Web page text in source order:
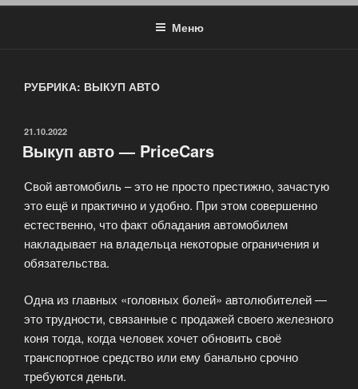
Меню
РУБРИКА: ВЫКУП АВТО
ОПУБЛИКОВАНО
21.10.2022
Выкуп авто — PriceCars
Свой автомобиль – это не просто престижно, зачастую
это ещё и практично и удобно. При этом совершенно
естественно, что факт обладания автомобилем
накладывает на владельца некоторые ограничения и
обязательства.
Одна из главных «головных болей» автолюбителей —
это трудности, связанные с продажей своего железного
коня тогда, когда человек хочет обновить своё
транспортное средство или ему банально срочно
требуются деньги.